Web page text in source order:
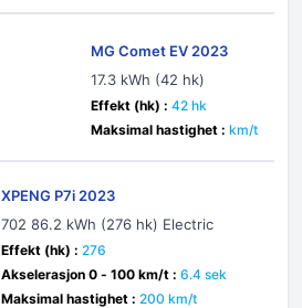
MG Comet EV 2023
17.3 kWh (42 hk)
Effekt (hk) : 42 hk
Maksimal hastighet : km/t
XPENG P7i 2023
702 86.2 kWh (276 hk) Electric
Effekt (hk) : 276
Akselerasjon 0 - 100 km/t : 6.4 sek
Maksimal hastighet : 200 km/t